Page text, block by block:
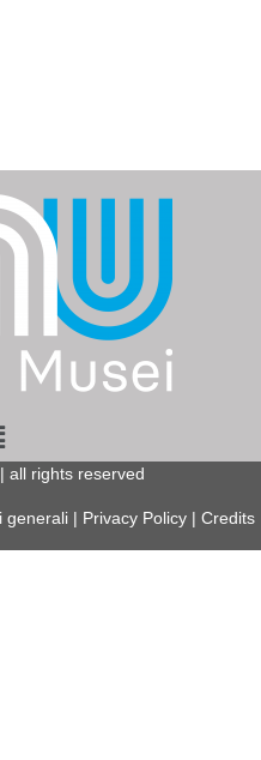
all rights reserved
generali Privacy Policy Credits